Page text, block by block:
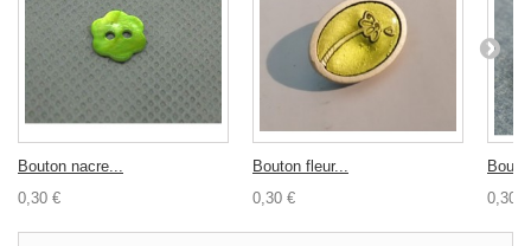
Bouton nacre...
0,30 €
Bouton fleur...
0,30 €
0,30 €